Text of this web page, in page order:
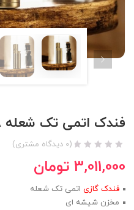
فندک اتمی تک شعله COHIBA اورجینال
(
0 دیدگاه مشتری)
3,011,000 تومان
فندک گازی اتمی تک شعله
مخزن شیشه ای